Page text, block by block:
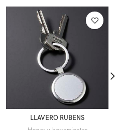
LLAVERO RUBENS